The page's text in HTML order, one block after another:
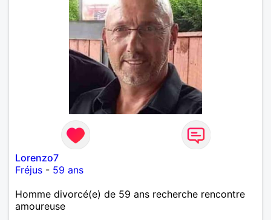
Lorenzo7
Fréjus - 59 ans
Homme divorcé(e) de 59 ans recherche rencontre
amoureuse